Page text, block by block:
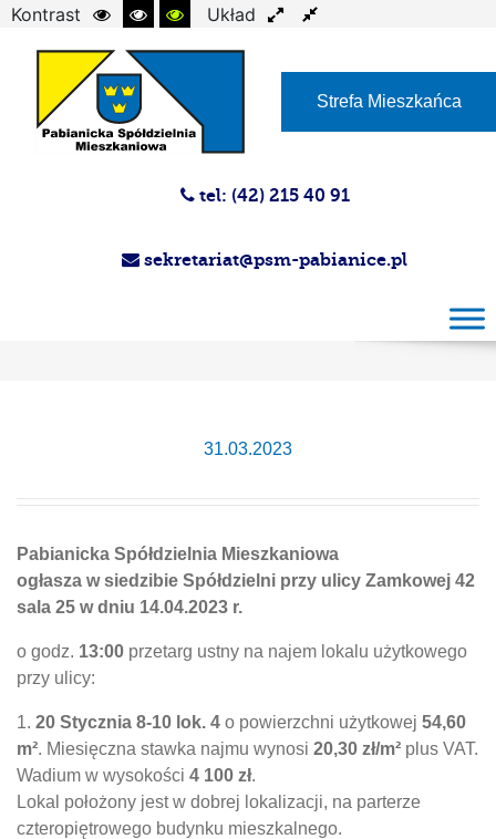
Kontrast
Układ
Strefa Mieszkańca
tel: (42) 215 40 91
sekretariat@psm-pabianice.pl
31.03.2023
Pabianicka Spółdzielnia Mieszkaniowa
ogłasza w siedzibie Spółdzielni przy ulicy Zamkowej 42
sala 25 w dniu 14.04.2023 r.
o godz. 13:00 przetarg ustny na najem lokalu użytkowego
przy ulicy:
1. 20 Stycznia 8-10 lok. 4 o powierzchni użytkowej 54,60
m². Miesięczna stawka najmu wynosi 20,30 zł/m² plus VAT.
Wadium w wysokości 4 100 zł.
Lokal położony jest w dobrej lokalizacji, na parterze
czteropiętrowego budynku mieszkalnego.